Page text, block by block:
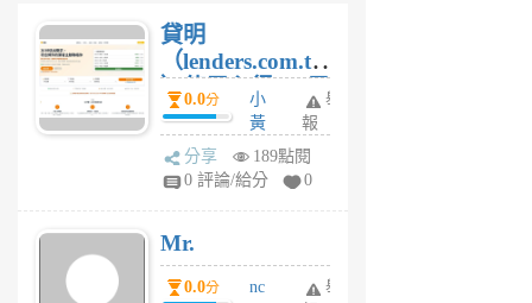
貸明
（lenders.com.tw
）使用心得 — 民
間貸款比較平台
體驗
0.0分
小
黃
蜂
1
舉
報
分享
189點閱
0 評論/給分
0
Mr.
0.0分
nc
舉